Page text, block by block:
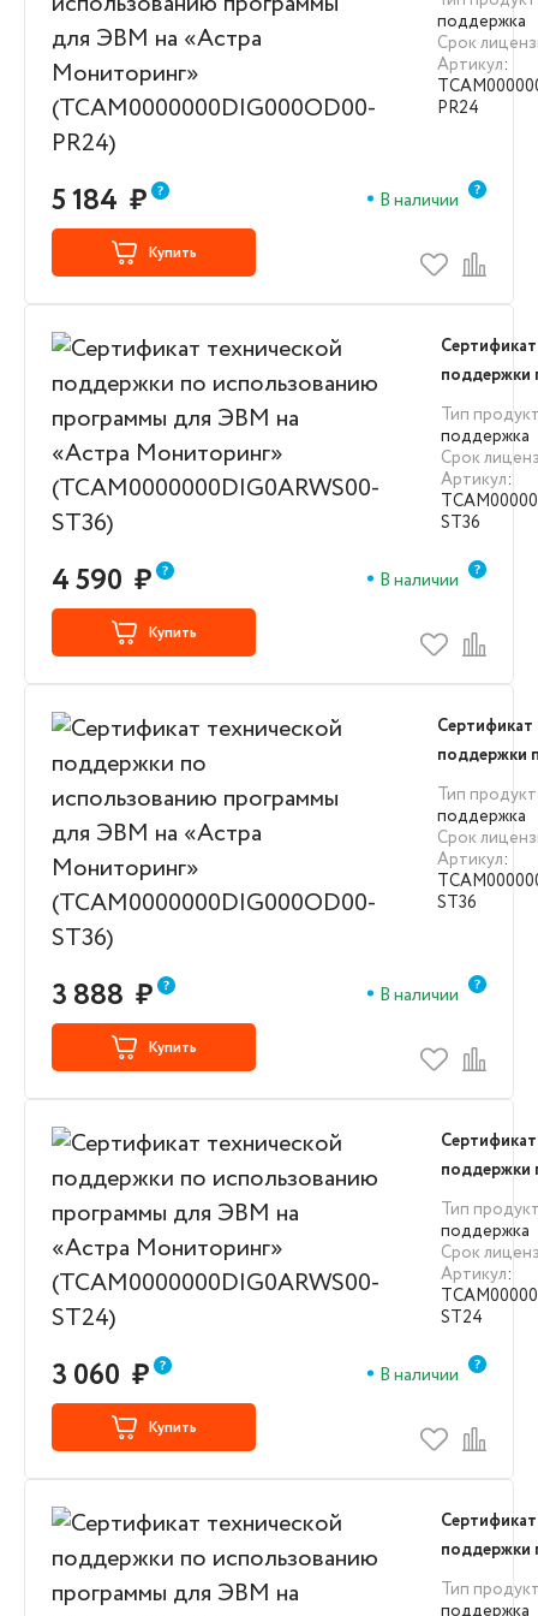
для ЭВМ на
PR24)
поддержка
Срок
Артикул:
PR24
5 184 ₽ В наличии
Купить
поддержки
для ЭВМ на
ST36)
Тип
поддержка
Срок
Артикул:
ST36
4 590 ₽ В наличии
Купить
Сертификат
поддержки
для ЭВМ на
ST36)
Тип
поддержка
Срок
Артикул:
ST36
3 888 ₽ В наличии
Купить
поддержки
для ЭВМ на
ST24)
Тип
поддержка
Срок
Артикул:
ST24
3 060 ₽ В наличии
Купить
поддержки
для ЭВМ на
Тип
поддержка